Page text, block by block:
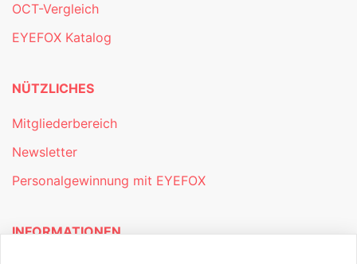
OCT-Vergleich
EYEFOX Katalog
NÜTZLICHES
Mitgliederbereich
Newsletter
Personalgewinnung mit EYEFOX
INFORMATIONEN